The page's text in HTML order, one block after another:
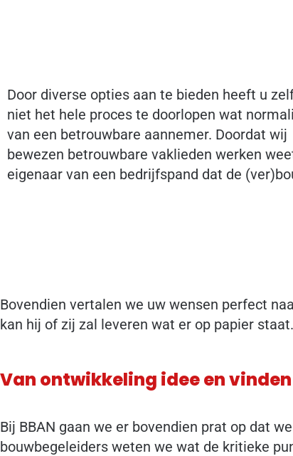
Door diverse opties aan te bieden heeft u
niet het hele proces te doorlopen wat
van een betrouwbare aannemer. Doordat
bewezen betrouwbare vaklieden werken
eigenaar van een bedrijfspand dat de
Bovendien vertalen we uw wensen perfect
kan hij of zij zal leveren wat er op papier staat.
Van ontwikkeling idee en
Bij BBAN gaan we er bovendien prat op dat
bouwbegeleiders weten we wat de kritieke